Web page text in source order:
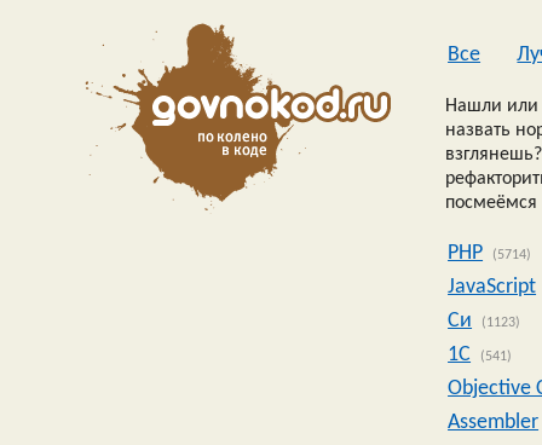
Все
Нашли или
назвать
посмеёмся
PHP (5714)
JavaScript
Си
(1123)
1C (541)
Objective
Assembler